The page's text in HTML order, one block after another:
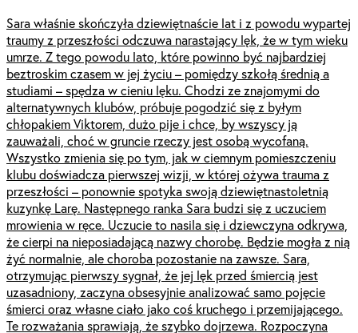
Sara właśnie skończyła dziewiętnaście lat i z powodu wypartej
traumy z przeszłości odczuwa narastający lęk, że w tym wieku
umrze. Z tego powodu lato, które powinno być najbardziej
beztroskim czasem w jej życiu – pomiędzy szkołą średnią a
studiami – spędza w cieniu lęku. Chodzi ze znajomymi do
alternatywnych klubów, próbuje pogodzić się z byłym
chłopakiem Viktorem, dużo pije i chce, by wszyscy ją
zauważali, choć w gruncie rzeczy jest osobą wycofaną.
Wszystko zmienia się po tym, jak w ciemnym pomieszczeniu
klubu doświadcza pierwszej wizji, w której ożywa trauma z
przeszłości – ponownie spotyka swoją dziewiętnastoletnią
kuzynkę Larę. Następnego ranka Sara budzi się z uczuciem
mrowienia w ręce. Uczucie to nasila się i dziewczyna odkrywa,
że cierpi na nieposiadającą nazwy chorobę. Będzie mogła z nią
żyć normalnie, ale choroba pozostanie na zawsze. Sara,
otrzymując pierwszy sygnał, że jej lęk przed śmiercią jest
uzasadniony, zaczyna obsesyjnie analizować samo pojęcie
śmierci oraz własne ciało jako coś kruchego i przemijającego.
Te rozważania sprawiają, że szybko dojrzewa. Rozpoczyna